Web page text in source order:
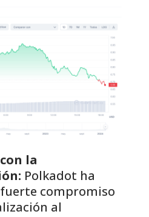
la
Polkadot ha
compromiso
al